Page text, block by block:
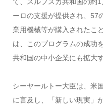
ーロの支援が提供され、57
業用機械等が購入されたこ
は、このプログラムの成功
共和国の中小企業にも拡大
シーヤールトー大臣は、米
に言及し、「新しい現実」